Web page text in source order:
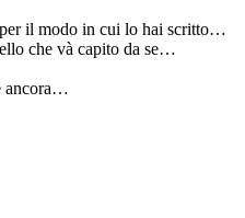
il modo in cui lo hai scritto…
che và capito da se…
ancora…